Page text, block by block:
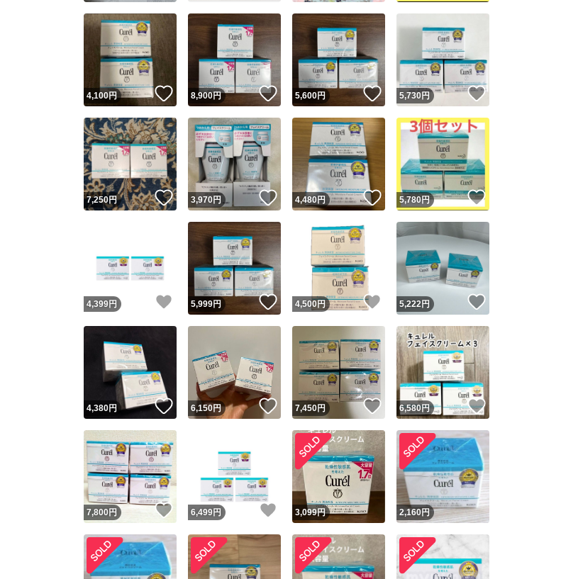
4,100円 いいね！
8,900円 いいね！
5,600円 いいね！
5,730円 いいね！
7,250円 いいね！
3,970円 いいね！
4,480円 いいね！
5,780円
4,399円 いいね！
5,999円 いいね！
4,500円 いいね！
5,222円
4,380円 いいね！
6,150円 いいね！
7,450円 いいね！
6,580円 いいね！
7,800円 いいね！
6,499円 いいね！
3,099円 2,160円